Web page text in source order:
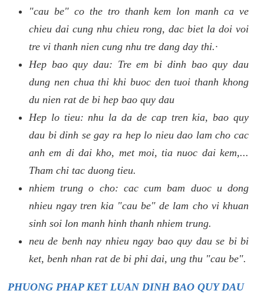
"cau be" co the tro thanh kem lon manh ca ve
chieu dai cung nhu chieu rong, dac biet la doi voi
tre vi thanh nien cung nhu tre dang day thi.·
Hep bao quy dau: Tre em bi dinh bao quy dau
dung nen chua thi khi buoc den tuoi thanh khong
du nien rat de bi hep bao quy dau
Hep lo tieu: nhu la da de cap tren kia, bao quy
dau bi dinh se gay ra hep lo nieu dao lam cho cac
anh em di dai kho, met moi, tia nuoc dai kem,...
Tham chi tac duong tieu.
nhiem trung o cho: cac cum bam duoc u dong
nhieu ngay tren kia "cau be" de lam cho vi khuan
sinh soi lon manh hinh thanh nhiem trung.
neu de benh nay nhieu ngay bao quy dau se bi bi
ket, benh nhan rat de bi phi dai, ung thu "cau be".
PHUONG PHAP KET LUAN DINH BAO QUY DAU